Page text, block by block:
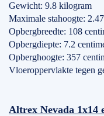
Gewicht: 9.8 kilogram
Maximale stahoogte:
Opbergbreedte: 108
Opbergdiepte: 7.2
Opberghoogte: 357
Vloeroppervlakte tegen
Altrex Nevada 1x14